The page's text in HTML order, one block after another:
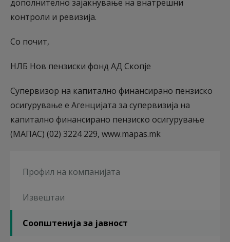
дополнително зајакнување на внатрешни
контроли и ревизија.
Со почит,
НЛБ Нов пензиски фонд АД Скопје
Супервизор на капитално финансирано пензиско
осигурување е Агенцијата за супервизија на
капитално финансирано пензиско осигурување
(МАПАС) (02) 3224 229, www.mapas.mk
Профил на компанијата
Извештаи
Соопштенија за јавност